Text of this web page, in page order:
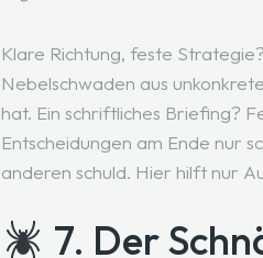
Klare Richtung, feste
Nebelschwaden aus
hat. Ein schriftliches Briefing?
Entscheidungen am Ende nur
anderen schuld. Hier hilft nur
7. Der